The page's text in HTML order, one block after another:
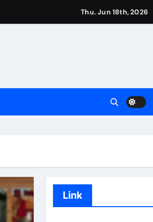
Thu. Jun 18th, 2026
Link